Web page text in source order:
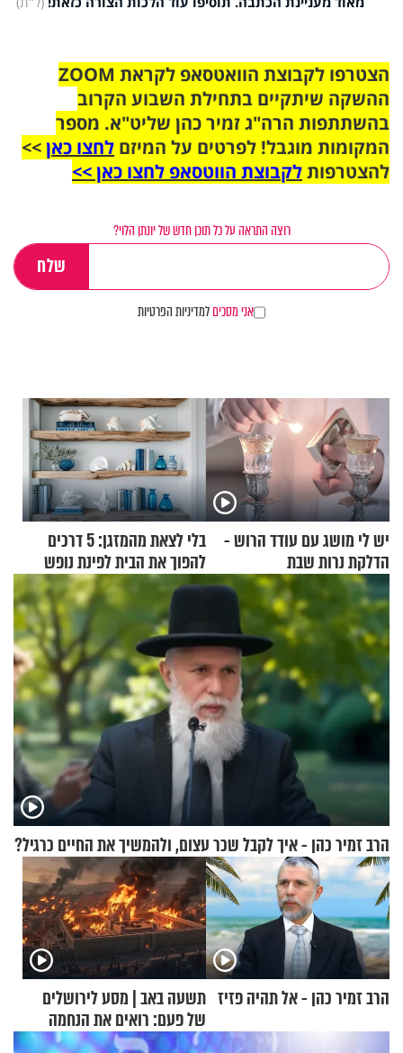
הצטרפו לקבוצת הוואטסאפ לקראת ZOOM
ההשקה שיתקיים בתחילת השבוע הקרוב
בהשתתפות הרה"ג זמיר כהן שליט"א. מספר
המקומות מוגבל! לפרטים על המיזם לחצו כאן>>
להצטרפותלקבוצת הווטסאפ לחצו כאן >>
רוצה התראה על כל תוכן חדש של יונתן הלוי?
אני מסכיםלמדיניות הפרטיות
יש לי מושג עם עודד הרוש -
הדלקת נרות שבת
בלי לצאת מהמזגן: 5 דרכים
להפוך את הבית לפינת נופש
מעוצבת
הרב זמיר כהן - איך לקבל שכר עצום, ולהמשיך את החיים כרגיל?
הרב זמיר כהן - אל תהיה פזיז תשעה באב | מסע לירושלים
של פעם: רואים את הנחמה